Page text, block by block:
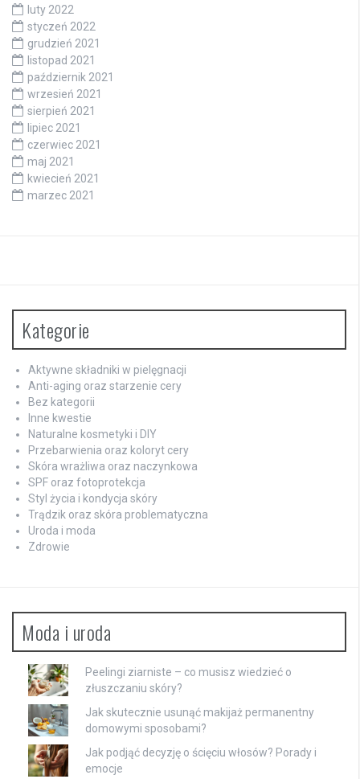
luty 2022
styczeń 2022
grudzień 2021
listopad 2021
październik 2021
wrzesień 2021
sierpień 2021
lipiec 2021
czerwiec 2021
maj 2021
kwiecień 2021
marzec 2021
Kategorie
Aktywne składniki w pielęgnacji
Anti-aging oraz starzenie cery
Bez kategorii
Inne kwestie
Naturalne kosmetyki i DIY
Przebarwienia oraz koloryt cery
Skóra wrażliwa oraz naczynkowa
SPF oraz fotoprotekcja
Styl życia i kondycja skóry
Trądzik oraz skóra problematyczna
Uroda i moda
Zdrowie
Moda i uroda
Peelingi ziarniste – co musisz wiedzieć o
złuszczaniu skóry?
Jak skutecznie usunąć makijaż permanentny
domowymi sposobami?
Jak podjąć decyzję o ścięciu włosów? Porady i
emocje